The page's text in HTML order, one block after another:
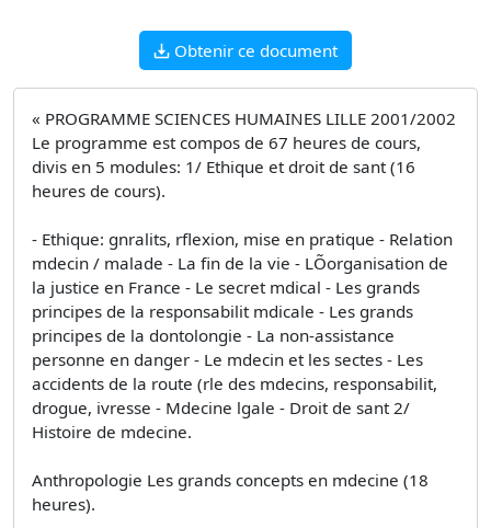
Obtenir ce document
« PROGRAMME SCIENCES HUMAINES LILLE 2001/2002
Le programme est compos de 67 heures de cours,
divis en 5 modules: 1/ Ethique et droit de sant (16
heures de cours).
- Ethique: gnralits, rflexion, mise en pratique - Relation
mdecin / malade - La fin de la vie - LÕorganisation de
la justice en France - Le secret mdical - Les grands
principes de la responsabilit mdicale - Les grands
principes de la dontolongie - La non-assistance 
personne en danger - Le mdecin et les sectes - Les
accidents de la route (rle des mdecins, responsabilit,
drogue, ivresse - Mdecine lgale - Droit de sant 2/
Histoire de mdecine.
Anthropologie Les grands concepts en mdecine (18
heures).